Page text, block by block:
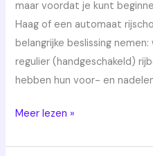
maar voordat je kunt
Haag of een automaat
belangrijke beslissing
regulier (handgeschakeld)
hebben hun voor- en
Meer lezen »